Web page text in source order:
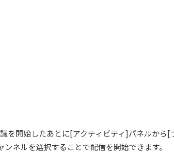
を開始したあとに[アクティビティ]パネルから
ネルを選択することで配信を開始できます。